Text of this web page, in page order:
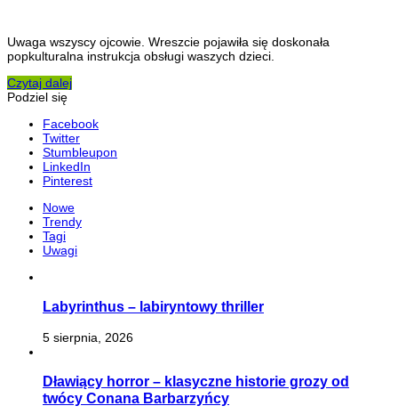
Uwaga wszyscy ojcowie. Wreszcie pojawiła się doskonała
popkulturalna instrukcja obsługi waszych dzieci.
Czytaj dalej
Podziel się
Facebook
Twitter
Stumbleupon
LinkedIn
Pinterest
Nowe
Trendy
Tagi
Uwagi
Labyrinthus – labiryntowy thriller
5 sierpnia, 2026
Dławiący horror – klasyczne historie grozy od
twócy Conana Barbarzyńcy